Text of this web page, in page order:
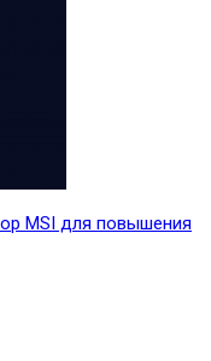
MSI для повышения